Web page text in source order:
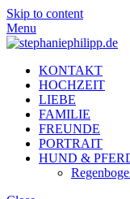
Skip to content
Menu
KONTAKT
HOCHZEIT
LIEBE
FAMILIE
FREUNDE
PORTRAIT
HUND &